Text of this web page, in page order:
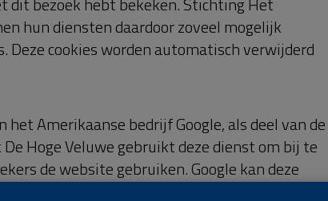
deze techniek om het internetaanbod voor
internetgebruikers die al eerder interesse
Het Nationale Park De Hoge Veluwe op
Stichting Het Nationale Park De Hoge
advertenties voor u
zijn. Het weergeven van deze
behulp van cookies en een analyse van eerder